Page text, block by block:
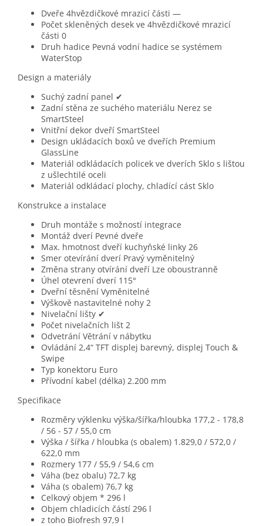
Dveře 4hvězdičkové mrazicí části —
Počet skleněných desek ve 4hvězdičkové mrazicí
části 0
Druh hadice Pevná vodní hadice se systémem
WaterStop
Design a materiály
Suchý zadní panel ✔
Zadní stěna ze suchého materiálu Nerez se
SmartSteel
Vnitřní dekor dveří SmartSteel
Design ukládacích boxů ve dveřích Premium
GlassLine
Materiál odkládacích policek ve dverích Sklo s lištou
z ušlechtilé oceli
Materiál odkládací plochy, chladící cást Sklo
Konstrukce a instalace
Druh montáže s možností integrace
Montáž dverí Pevné dveře
Max. hmotnost dveří kuchyňské linky 26
Smer otevírání dverí Pravý vyměnitelný
Změna strany otvírání dveří Lze oboustranně
Úhel otevrení dverí 115°
Dveřní těsnění Vyměnitelné
Výškově nastavitelné nohy 2
Nivelační lišty ✔
Počet nivelačních lišt 2
Odvetrání Větrání v nábytku
Ovládání 2,4“ TFT displej barevný, displej Touch &
Swipe
Typ konektoru Euro
Přívodní kabel (délka) 2.200 mm
Specifikace
Rozměry výklenku výška/šířka/hloubka 177,2 - 178,8
/ 56 - 57 / 55,0 cm
Výška / šířka / hloubka (s obalem) 1.829,0 / 572,0 /
622,0 mm
Rozmery 177 / 55,9 / 54,6 cm
Váha (bez obalu) 72,7 kg
Váha (s obalem) 76,7 kg
Celkový objem * 296 l
Objem chladicích částí 296 l
z toho Biofresh 97,9 l